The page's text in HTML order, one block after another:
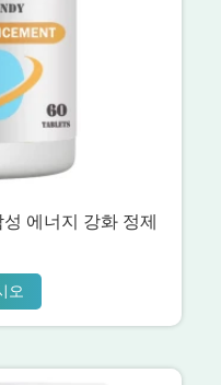
에너지 강화 정제
오